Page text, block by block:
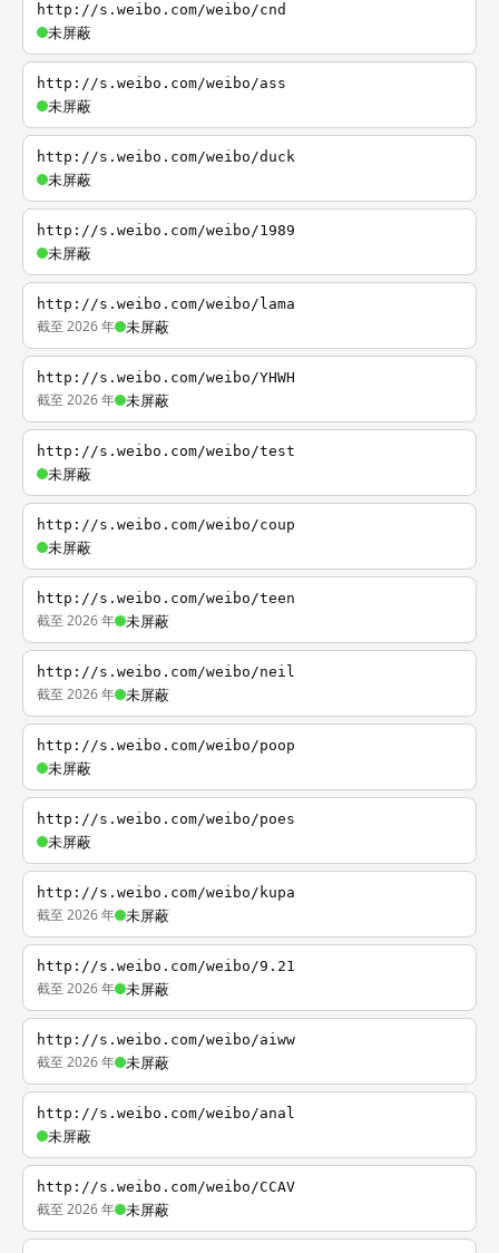
http://s.weibo.com/weibo/cnd
未屏蔽
http://s.weibo.com/weibo/ass
未屏蔽
http://s.weibo.com/weibo/duck
未屏蔽
http://s.weibo.com/weibo/1989
未屏蔽
http://s.weibo.com/weibo/lama
截至 2026 年 未屏蔽
http://s.weibo.com/weibo/YHWH
截至 2026 年 未屏蔽
http://s.weibo.com/weibo/test
未屏蔽
http://s.weibo.com/weibo/coup
未屏蔽
http://s.weibo.com/weibo/teen
截至 2026 年 未屏蔽
http://s.weibo.com/weibo/neil
截至 2026 年 未屏蔽
http://s.weibo.com/weibo/poop
未屏蔽
http://s.weibo.com/weibo/poes
未屏蔽
http://s.weibo.com/weibo/kupa
截至 2026 年 未屏蔽
http://s.weibo.com/weibo/9.21
截至 2026 年 未屏蔽
http://s.weibo.com/weibo/aiww
截至 2026 年 未屏蔽
http://s.weibo.com/weibo/anal
未屏蔽
http://s.weibo.com/weibo/CCAV
截至 2026 年 未屏蔽